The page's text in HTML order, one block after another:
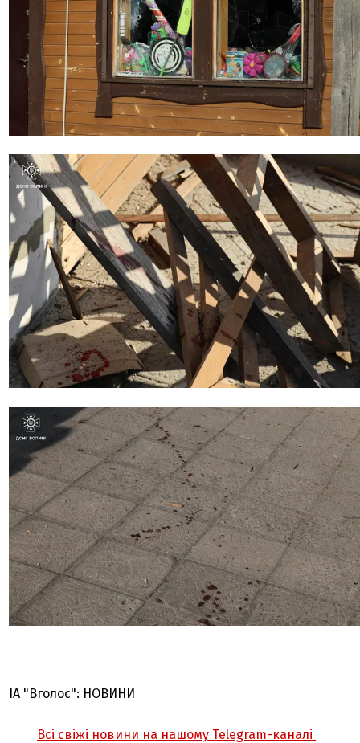
ІА "Вголос": НОВИНИ
Всі свіжі новини на нашому Telegram-каналі